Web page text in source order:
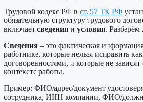
Трудовой кодекс РФ в ст. 57 ТК РФ
обязательную структуру трудового
включает сведения и условия. Разберём
Сведения – это фактическая
работнике, которые нельзя исправить
договоренностями, и которые не
контексте работы.
Пример: ФИО/адрес/документ
сотрудника, ИНН компании, ФИО/